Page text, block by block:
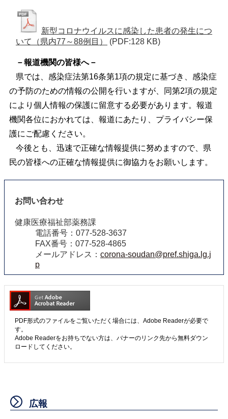
新型コロナウイルスに感染した患者の発生につ
いて（県内77～88例目）
(PDF:128 KB)
－報道機関の皆様へ－
県では、感染症法第16条第1項の規定に基づき、感染症
の予防のための情報の公開を行いますが、同第2項の規定
により個人情報の保護に留意する必要があります。報道
機関各位におかれては、報道にあたり、プライバシー保
護にご配慮ください。
今後とも、迅速で正確な情報提供に努めますので、県
民の皆様への正確な情報提供に御協力をお願いします。
お問い合わせ
健康医療福祉部薬務課
電話番号：077-528-3637
FAX番号：077-528-4865
メールアドレス： corona-soudan@pref.shiga.lg.j
p
PDF形式のファイルをご覧いただく場合には、Adobe Readerが必要で
す。
Adobe Readerをお持ちでない方は、バナーのリンク先から無料ダウン
ロードしてください。
広報